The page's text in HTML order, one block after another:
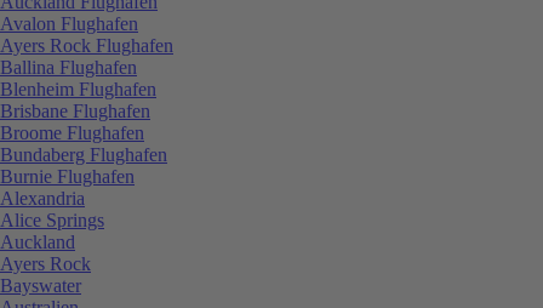
Avalon Flughafen
Ayers Rock Flughafen
Ballina Flughafen
Blenheim Flughafen
Brisbane Flughafen
Broome Flughafen
Bundaberg Flughafen
Burnie Flughafen
Alexandria
Alice Springs
Auckland
Ayers Rock
Bayswater